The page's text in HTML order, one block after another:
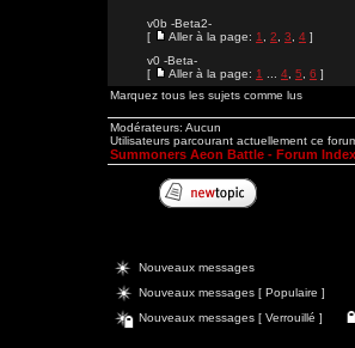
v0b -Beta2-
[
Aller à la page: 1 2 3 4 ]
v0 -Beta-
[
Aller à la page: 1 4 5 6 ]
Marquez tous les sujets comme lus
Modérateurs: Aucun
Utilisateurs parcourant actuellement ce
Summoners Aeon Battle - Forum
Nouveaux messages
Nouveaux messages [ Populaire ]
Nouveaux messages [ Verrouillé ]